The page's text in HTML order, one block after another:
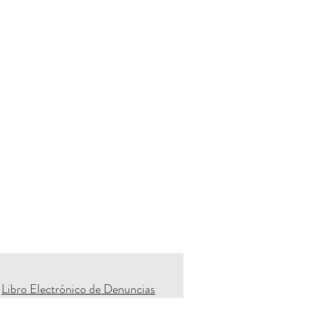
Libro Electrónico de Denuncias